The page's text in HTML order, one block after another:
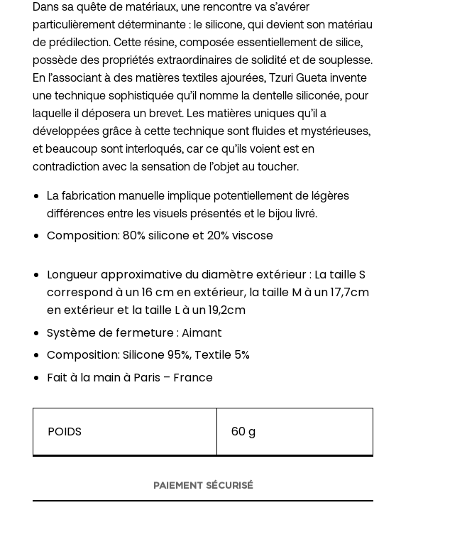
Dans sa quête de matériaux, une rencontre va s’avérer
particulièrement déterminante : le silicone, qui devient son matériau
de prédilection. Cette résine, composée essentiellement de silice,
possède des propriétés extraordinaires de solidité et de souplesse.
En l’associant à des matières textiles ajourées, Tzuri Gueta invente
une technique sophistiquée qu’il nomme la dentelle siliconée, pour
laquelle il déposera un brevet. Les matières uniques qu’il a
développées grâce à cette technique sont fluides et mystérieuses,
et beaucoup sont interloqués, car ce qu’ils voient est en
contradiction avec la sensation de l’objet au toucher.
La fabrication manuelle implique potentiellement de légères
différences entre les visuels présentés et le bijou livré.
Composition: 80% silicone et 20% viscose
Longueur approximative du diamètre extérieur : La taille S
correspond à un 16 cm en extérieur, la taille M à un 17,7cm
en extérieur et la taille L à un 19,2cm
Système de fermeture : Aimant
Composition: Silicone 95%, Textile 5%
Fait à la main à Paris – France
POIDS 60 g